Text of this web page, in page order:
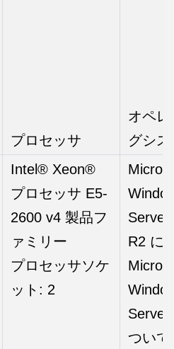
プロセッサ
オペ
グシス
Intel® Xeon®
プロセッサ E5-
2600 v4 製品フ
ァミリー
プロセッサソケ
ット: 2
R2 に
Server
ついて